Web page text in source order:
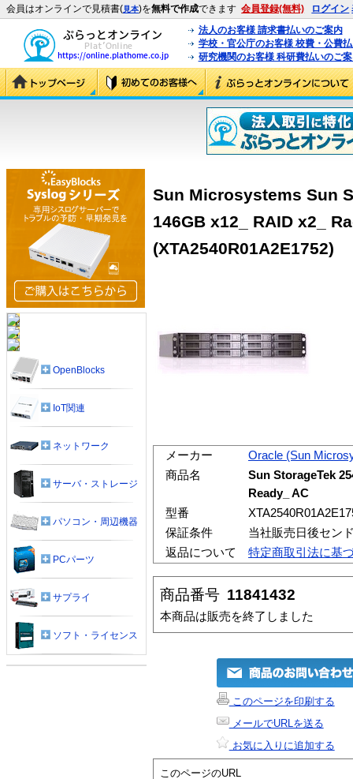
会員はオンラインで見積書(見本)を無料で作成できます 会員登録(無料) ログイン
法人のお客様 請求書払いのご案内
学校・官公庁のお客様 校費・公費
研究機関のお客様 科研費払いのご
Sun Microsystems Sun
146GB x12_ RAID x2_
(XTA2540R01A2E1752)
メーカー
Oracle (Sun
商品名
Sun StorageTek
Ready_ AC
型番
保証条件
当社販売日後セン
返品について
特定商取引法に基
商品番号 11841432
本商品は販売を終了しました
このページを印刷する
メールでURLを送る
お気に入りに追加する
このページのURL
OpenBlocks
IoT関連
ネットワーク
サーバ・ストレージ
パソコン・周辺機器
PCパーツ
サプライ
ソフト・ライセンス